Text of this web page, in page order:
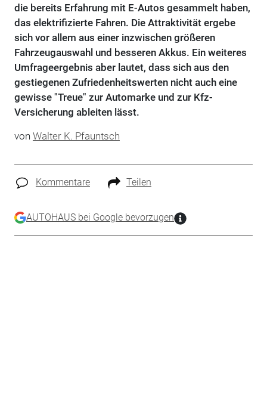
die bereits Erfahrung mit E-Autos gesammelt haben,
das elektrifizierte Fahren. Die Attraktivität ergebe
sich vor allem aus einer inzwischen größeren
Fahrzeugauswahl und besseren Akkus. Ein weiteres
Umfrageergebnis aber lautet, dass sich aus den
gestiegenen Zufriedenheitswerten nicht auch eine
gewisse "Treue" zur Automarke und zur Kfz-
Versicherung ableiten lässt.
von Walter K. Pfauntsch
Kommentare Teilen
AUTOHAUS bei Google bevorzugen